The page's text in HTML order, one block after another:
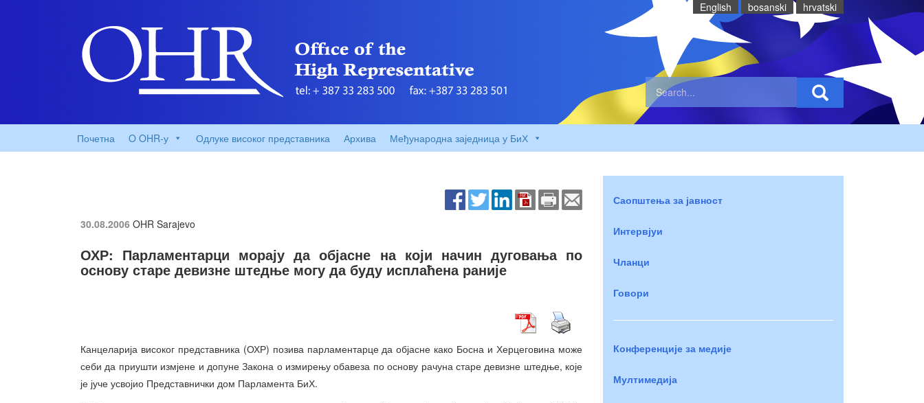
English bosanski hrvatski
Почетна O OHR-у Одлуке високог представника Архива Међународна заједница у БиХ
30.08.2006 OHR Sarajevo
ОХР: Парламентарци морају да објасне на који начин дуговања по
основу старе девизне штедње могу да буду исплаћена раније
Канцеларија високог представника (ОХР) позива парламентарце да објасне како Босна и Херцеговина може
себи да приушти измјене и допуне Закона о измирењу обавеза по основу рачуна старе девизне штедње, које
је јуче усвојио Представнички дом Парламента БиХ.
Саопштења за јавност
Интервјуи
Чланци
Говори
Конференције за медије
Мултимедија